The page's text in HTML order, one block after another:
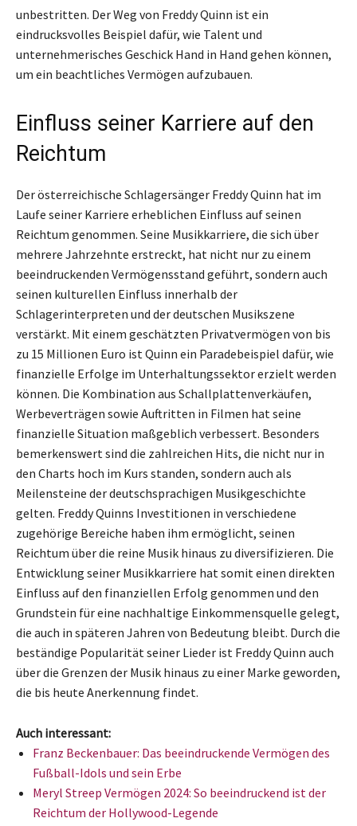
unbestritten. Der Weg von Freddy Quinn ist ein
eindrucksvolles Beispiel dafür, wie Talent und
unternehmerisches Geschick Hand in Hand gehen können,
um ein beachtliches Vermögen aufzubauen.
Einfluss seiner Karriere auf den
Reichtum
Der österreichische Schlagersänger Freddy Quinn hat im
Laufe seiner Karriere erheblichen Einfluss auf seinen
Reichtum genommen. Seine Musikkarriere, die sich über
mehrere Jahrzehnte erstreckt, hat nicht nur zu einem
beeindruckenden Vermögensstand geführt, sondern auch
seinen kulturellen Einfluss innerhalb der
Schlagerinterpreten und der deutschen Musikszene
verstärkt. Mit einem geschätzten Privatvermögen von bis
zu 15 Millionen Euro ist Quinn ein Paradebeispiel dafür, wie
finanzielle Erfolge im Unterhaltungssektor erzielt werden
können. Die Kombination aus Schallplattenverkäufen,
Werbeverträgen sowie Auftritten in Filmen hat seine
finanzielle Situation maßgeblich verbessert. Besonders
bemerkenswert sind die zahlreichen Hits, die nicht nur in
den Charts hoch im Kurs standen, sondern auch als
Meilensteine der deutschsprachigen Musikgeschichte
gelten. Freddy Quinns Investitionen in verschiedene
zugehörige Bereiche haben ihm ermöglicht, seinen
Reichtum über die reine Musik hinaus zu diversifizieren. Die
Entwicklung seiner Musikkarriere hat somit einen direkten
Einfluss auf den finanziellen Erfolg genommen und den
Grundstein für eine nachhaltige Einkommensquelle gelegt,
die auch in späteren Jahren von Bedeutung bleibt. Durch die
beständige Popularität seiner Lieder ist Freddy Quinn auch
über die Grenzen der Musik hinaus zu einer Marke geworden,
die bis heute Anerkennung findet.
Auch interessant:
Franz Beckenbauer: Das beeindruckende Vermögen des
Fußball-Idols und sein Erbe
Meryl Streep Vermögen 2024: So beeindruckend ist der
Reichtum der Hollywood-Legende